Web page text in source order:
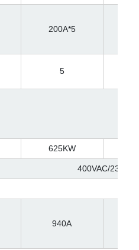
200A*5
5
625KW
400VAC/
940A